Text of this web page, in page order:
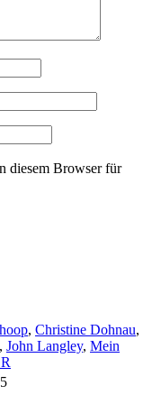
diesem Browser für
, Christine Dohnau,
, John Langley, Mein